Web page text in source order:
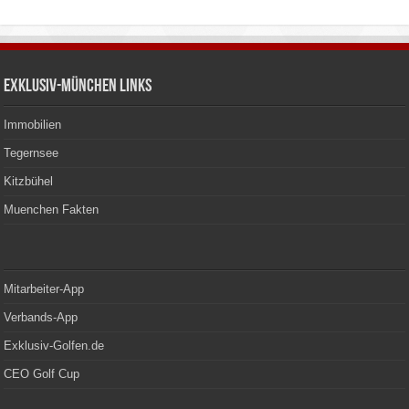
Exklusiv-München Links
Immobilien
Tegernsee
Kitzbühel
Muenchen Fakten
Mitarbeiter-App
Verbands-App
Exklusiv-Golfen.de
CEO Golf Cup